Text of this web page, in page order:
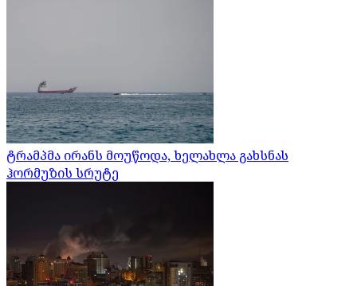
ტრამპმა ირანს მოუწოდა, ხელახლა გახსნას
ჰორმუზის სრუტე